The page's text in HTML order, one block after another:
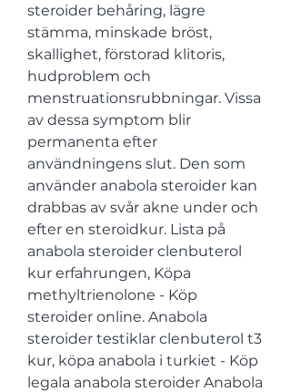
steroider behåring, lägre
stämma, minskade bröst,
skallighet, förstorad klitoris,
hudproblem och
menstruationsrubbningar. Vissa
av dessa symptom blir
permanenta efter
användningens slut. Den som
använder anabola steroider kan
drabbas av svår akne under och
efter en steroidkur. Lista på
anabola steroider clenbuterol
kur erfahrungen, Köpa
methyltrienolone - Köp
steroider online. Anabola
steroider testiklar clenbuterol t3
kur, köpa anabola i turkiet - Köp
legala anabola steroider Anabola